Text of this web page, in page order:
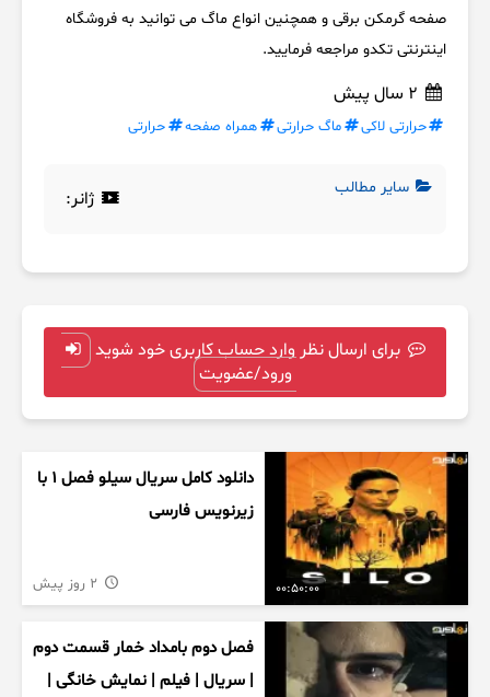
صفحه گرمکن برقی و همچنین انواع ماگ می توانید به فروشگاه
اینترنتی تکدو مراجعه فرمایید.
حرارتی لاکی ماگ حرارتی همراه صفحه حرارتی
سایر مطالب ژانر:
برای ارسال نظر وارد حساب کاربری خود شوید
ورود/عضویت
00:50:00
دانلود کامل سریال سیلو فصل ۱ با
زیرنویس فارسی
فصل دوم بامداد خمار قسمت دوم
| سریال | فیلم | نمایش خانگی |